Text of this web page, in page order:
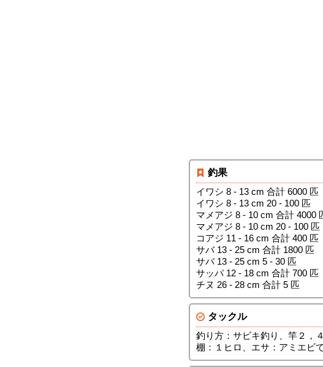
釣果
イワシ 8 - 13 cm 合計 6000 匹
イワシ 8 - 13 cm 20 - 100 匹
マメアジ 8 - 10 cm 合計 4000
マメアジ 8 - 10 cm 20 - 100 匹
コアジ 11 - 16 cm 合計 400 匹
サバ 13 - 25 cm 合計 1800 匹
サバ 13 - 25 cm 5 - 30 匹
サッパ 12 - 18 cm 合計 700 匹
チヌ 26 - 28 cm 合計 5 匹
タックル
釣り方：サビキ釣り、竿２，
棚：１ヒロ、エサ：アミエビ